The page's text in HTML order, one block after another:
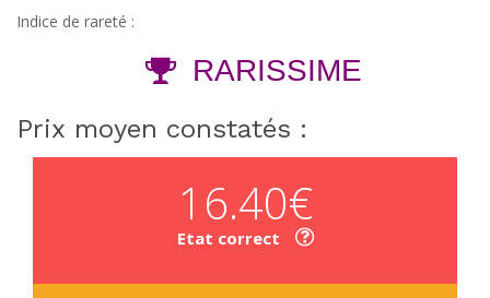
Indice de rareté :
RARISSIME
Prix moyen constatés :
16.40€
Etat correct